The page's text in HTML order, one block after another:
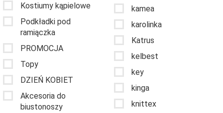
Kostiumy kąpielowe
Podkładki pod
ramiączka
PROMOCJA
Topy
DZIEŃ KOBIET
Akcesoria do
biustonoszy
kamea
karolinka
Katrus
kelbest
key
kinga
knittex